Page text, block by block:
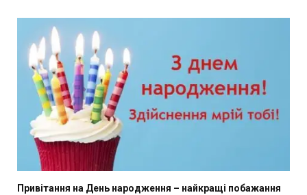
Привітання на День народження – найкращі побажання